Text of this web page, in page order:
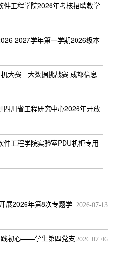
件工程学院2026年考核招聘教学
2027学年第一学期2026级本
大赛—大数据挑战赛 成都信息
四川省工程研究中心2026年开放
件工程学院实验室PDU机柜专用
2026-07-13
展2026年第8次专题学
2026-07-06
践初心——学生第四党支